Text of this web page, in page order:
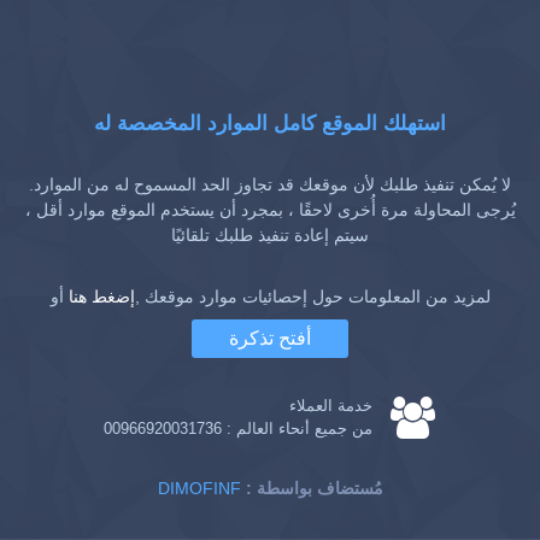
استهلك الموقع كامل الموارد المخصصة له
لا يُمكن تنفيذ طلبك لأن موقعك قد تجاوز الحد المسموح له من الموارد.
يُرجى المحاولة مرة أُخرى لاحقًا ، بمجرد أن يستخدم الموقع موارد أقل ،
سيتم إعادة تنفيذ طلبك تلقائيًا
لمزيد من المعلومات حول إحصائيات موارد موقعك ,إضغط هنا أو
أفتح تذكرة
خدمة العملاء
من جميع أنحاء العالم : 00966920031736
DIMOFINF : مُستضاف بواسطة